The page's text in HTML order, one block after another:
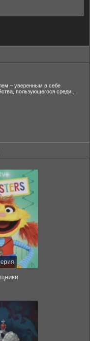
– уверенным в себе
пользующегося среди...